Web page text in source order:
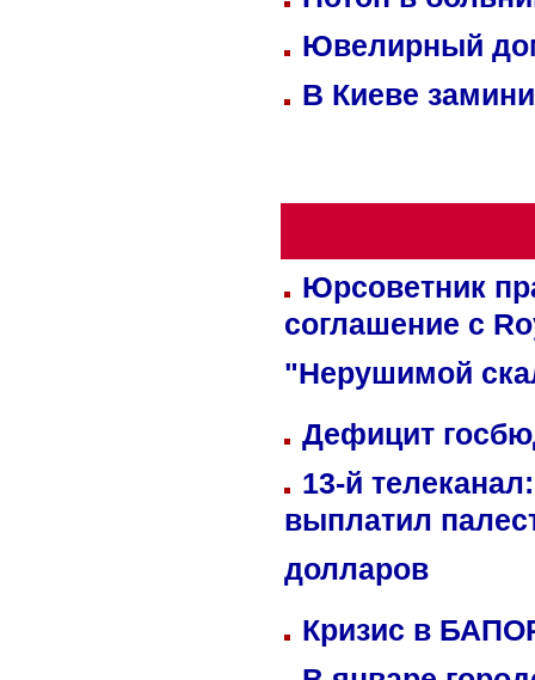
Ювелирный
В Киеве
Юрсоветник
соглашение с
"Нерушимой
Дефицит
13-й
выплатил
долларов
Кризис в